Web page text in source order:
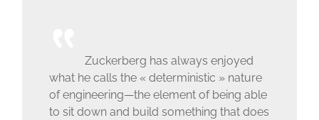
Zuckerberg has always enjoyed
what he calls the « deterministic » nature
of engineering—the element of being able
to sit down and build something that does